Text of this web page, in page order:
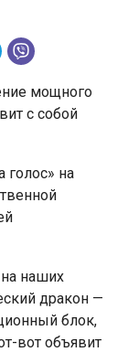
мощного
с собой
на
на наших
дракон —
блок,
вот объявит